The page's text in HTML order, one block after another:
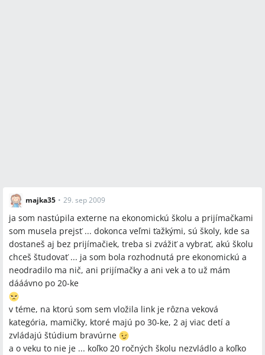
majka35 • 29. sep 2009
ja som nastúpila externe na ekonomickú školu a prijímačkami
som musela prejsť ... dokonca veľmi ťažkými, sú školy, kde sa
dostaneš aj bez prijímačiek, treba si zvážiť a vybrať, akú školu
chceš študovať ... ja som bola rozhodnutá pre ekonomickú a
neodradilo ma nič, ani prijímačky a ani vek a to už mám
dááávno po 20-ke
v téme, na ktorú som sem vložila link je rôzna veková
kategória, mamičky, ktoré majú po 30-ke, 2 aj viac detí a
zvládajú štúdium bravúrne
a o veku to nie je ... koľko 20 ročných školu nezvládlo a koľko